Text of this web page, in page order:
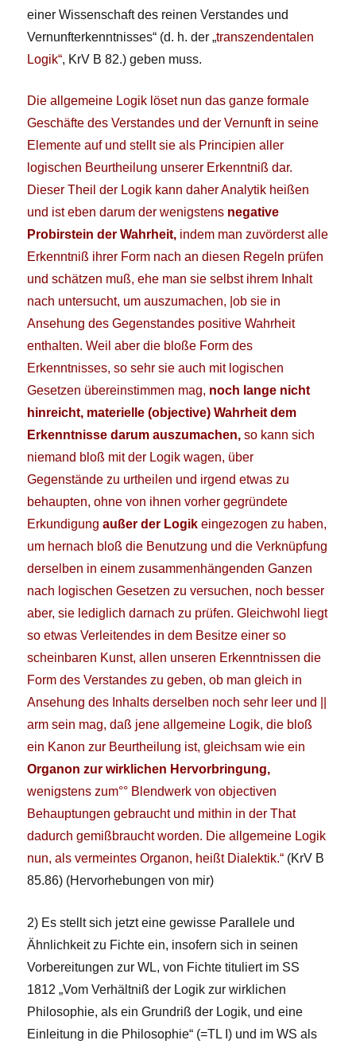
einer Wissenschaft des reinen Verstandes und
Vernunfterkenntnisses“ (d. h. der „transzendentalen
Logik“, KrV B 82.) geben muss.
Die allgemeine Logik löset nun das ganze formale
Geschäfte des Verstandes und der Vernunft in seine
Elemente auf und stellt sie als Principien aller
logischen Beurtheilung unserer Erkenntniß dar.
Dieser Theil der Logik kann daher Analytik heißen
und ist eben darum der wenigstens negative
Probirstein der Wahrheit, indem man zuvörderst alle
Erkenntniß ihrer Form nach an diesen Regeln prüfen
und schätzen muß, ehe man sie selbst ihrem Inhalt
nach untersucht, um auszumachen, |ob sie in
Ansehung des Gegenstandes positive Wahrheit
enthalten. Weil aber die bloße Form des
Erkenntnisses, so sehr sie auch mit logischen
Gesetzen übereinstimmen mag, noch lange nicht
hinreicht, materielle (objective) Wahrheit dem
Erkenntnisse darum auszumachen, so kann sich
niemand bloß mit der Logik wagen, über
Gegenstände zu urtheilen und irgend etwas zu
behaupten, ohne von ihnen vorher gegründete
Erkundigungaußer der Logik eingezogen zu haben,
um hernach bloß die Benutzung und die Verknüpfung
derselben in einem zusammenhängenden Ganzen
nach logischen Gesetzen zu versuchen, noch besser
aber, sie lediglich darnach zu prüfen. Gleichwohl liegt
so etwas Verleitendes in dem Besitze einer so
scheinbaren Kunst, allen unseren Erkenntnissen die
Form des Verstandes zu geben, ob man gleich in
Ansehung des Inhalts derselben noch sehr leer und ||
arm sein mag, daß jene allgemeine Logik, die bloß
ein Kanon zur Beurtheilung ist, gleichsam wie ein
Organon zur wirklichen Hervorbringung,
wenigstens zum°° Blendwerk von objectiven
Behauptungen gebraucht und mithin in der That
dadurch gemißbraucht worden. Die allgemeine Logik
nun, als vermeintes Organon, heißt Dialektik.“ (KrV B
85.86) (Hervorhebungen von mir)
2) Es stellt sich jetzt eine gewisse Parallele und
Ähnlichkeit zu Fichte ein, insofern sich in seinen
Vorbereitungen zur WL, von Fichte tituliert im SS
1812 „Vom Verhältniß der Logik zur wirklichen
Philosophie, als ein Grundriß der Logik, und eine
Einleitung in die Philosophie“ (=TL I) und im WS als